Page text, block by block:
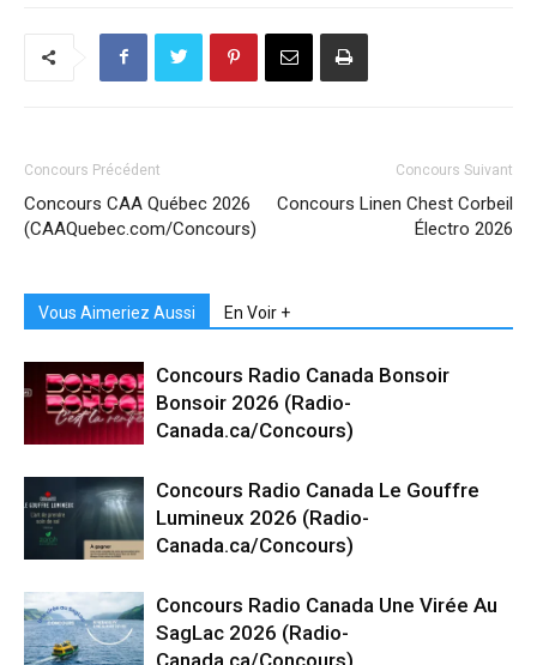
Concours Précédent
Concours CAA Québec 2026
(CAAQuebec.com/Concours)
Concours Suivant
Concours Linen Chest Corbeil
Électro 2026
Vous Aimeriez Aussi En Voir +
Concours Radio Canada Bonsoir
Bonsoir 2026 (Radio-
Canada.ca/Concours)
Concours Radio Canada Le Gouffre
Lumineux 2026 (Radio-
Canada.ca/Concours)
Concours Radio Canada Une Virée Au
SagLac 2026 (Radio-
Canada.ca/Concours)